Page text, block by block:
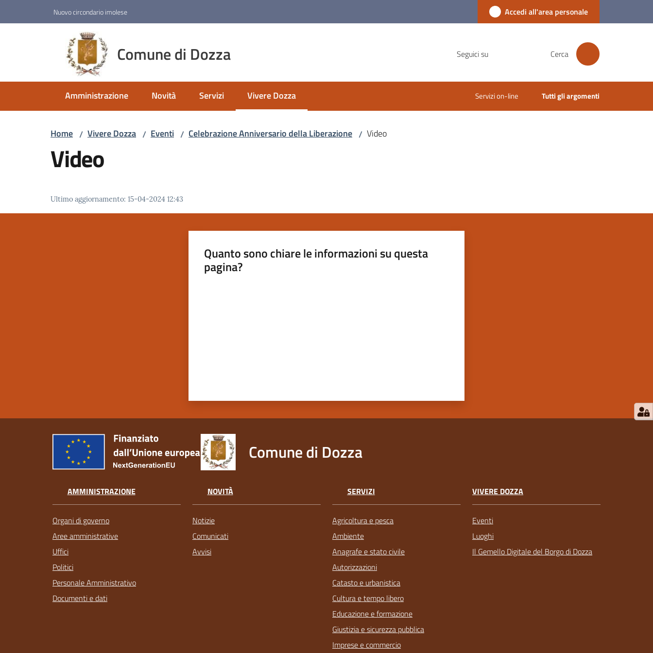
Nuovo circondario imolese Accedi all'area personale
Comune di Dozza Seguici su Cerca
Amministrazione Novità Servizi Vivere Dozza
Menu selezionato Servizi on-line Tutti gli argomenti
Home / Vivere Dozza / Eventi / Celebrazione Anniversario della Liberazione / Video
Video
Ultimo aggiornamento: 15-04-2024 12:43
Quanto sono chiare le informazioni su questa
pagina?
Comune di Dozza
AMMINISTRAZIONE
Organi di governo
Aree amministrative
Uffici
Politici
Personale Amministrativo
Documenti e dati
NOVITÀ
Notizie
Comunicati
Avvisi
SERVIZI
Agricoltura e pesca
Ambiente
Anagrafe e stato civile
Autorizzazioni
Catasto e urbanistica
Cultura e tempo libero
Educazione e formazione
Giustizia e sicurezza pubblica
Imprese e commercio
VIVERE DOZZA
Eventi
Luoghi
Il Gemello Digitale del Borgo di Dozza